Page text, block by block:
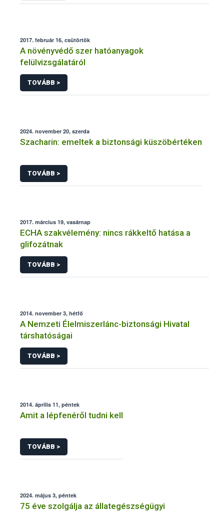
2017. február 16, csütörtök
A növényvédő szer hatóanyagok
felülvizsgálatáról
TOVÁBB >
2024. november 20, szerda
Szacharin: emeltek a biztonsági küszöbértéken
TOVÁBB >
2017. március 19, vasárnap
ECHA szakvélemény: nincs rákkeltő hatása a
glifozátnak
TOVÁBB >
2014. november 3, hétfő
A Nemzeti Élelmiszerlánc-biztonsági Hivatal
társhatóságai
TOVÁBB >
2014. április 11, péntek
Amit a lépfenéről tudni kell
TOVÁBB >
2024. május 3, péntek
75 éve szolgálja az állategészségügyi